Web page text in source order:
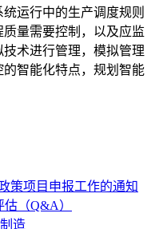
运行中的生产调度规则
量需要控制，以及应监
术进行管理，模拟管理
智能化特点，规划智能
策项目申报工作的通知
（Q&A）
造